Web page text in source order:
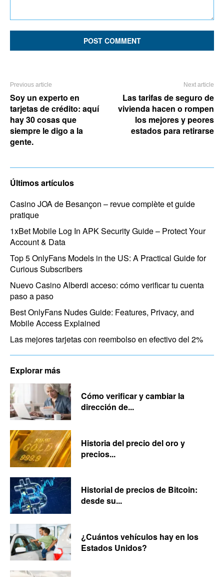
Previous article
Soy un experto en
tarjetas de crédito: aquí
hay 30 cosas que
siempre le digo a la
gente.
Next article
Las tarifas de seguro de
vivienda hacen o rompen
los mejores y peores
estados para retirarse
Últimos artículos
Casino JOA de Besançon – revue complète et guide
pratique
1xBet Mobile Log In APK Security Guide – Protect Your
Account & Data
Top 5 OnlyFans Models in the US: A Practical Guide for
Curious Subscribers
Nuevo Casino Alberdi acceso: cómo verificar tu cuenta
paso a paso
Best OnlyFans Nudes Guide: Features, Privacy, and
Mobile Access Explained
Las mejores tarjetas con reembolso en efectivo del 2%
Explorar más
Cómo verificar y cambiar la
dirección de...
Historia del precio del oro y
precios...
Historial de precios de Bitcoin:
desde su...
¿Cuántos vehículos hay en los
Estados Unidos?